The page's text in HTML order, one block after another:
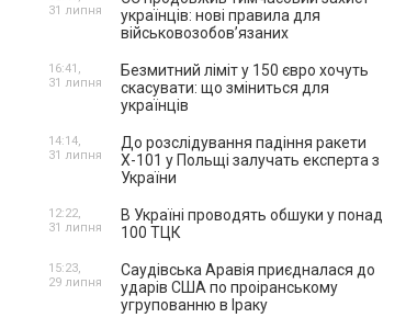
українців: нові правила для
військовозобов’язаних
31 липня
Безмитний ліміт у 150 євро хочуть
скасувати: що зміниться для
українців
16:41,
31 липня
До розслідування падіння ракети
Х-101 у Польщі залучать експерта з
України
14:14,
31 липня
В Україні проводять обшуки у понад
100 ТЦК
12:22,
31 липня
Саудівська Аравія приєдналася до
ударів США по проіранському
угрупованню в Іраку
15:23,
29 липня